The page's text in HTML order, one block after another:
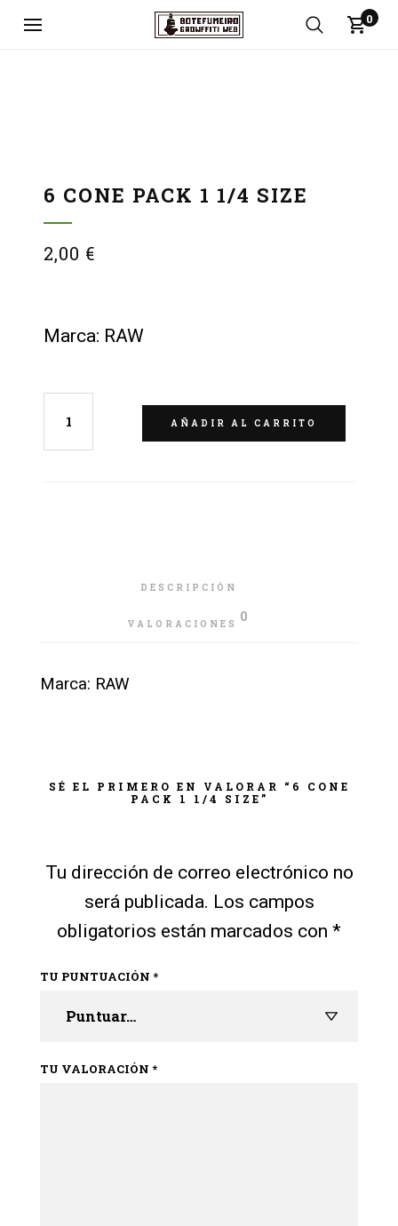
0
6 CONE PACK 1 1/4 SIZE
2,00 €
Marca: RAW
AÑADIR AL CARRITO
DESCRIPCIÓN
VALORACIONES 0
Marca: RAW
SÉ EL PRIMERO EN VALORAR “6 CONE
PACK 1 1/4 SIZE”
Tu dirección de correo electrónico no
será publicada. Los campos
obligatorios están marcados con *
TU PUNTUACIÓN *
TU VALORACIÓN *